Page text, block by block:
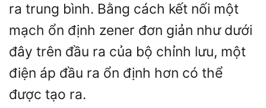
ra trung bình. Bằng cách kết nối một
mạch ổn định zener đơn giản như dưới
đây trên đầu ra của bộ chỉnh lưu, một
điện áp đầu ra ổn định hơn có thể
được tạo ra.